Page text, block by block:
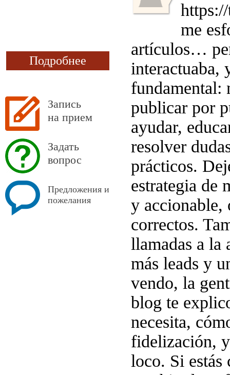
Подробнее
Запись
на прием
Задать
вопрос
Предложения и
пожелания
me
artículos…
interactuaba,
fundamental:
publicar por
ayudar,
resolver
prácticos.
estrategia de
y accionable,
correctos.
llamadas a la
más leads y
vendo, la
blog te
necesita,
fidelización,
loco. Si estás